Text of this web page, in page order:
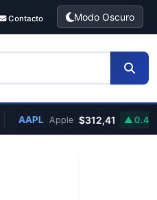
Contacto Modo Oscuro
AAPL Apple $312,41 0.45%